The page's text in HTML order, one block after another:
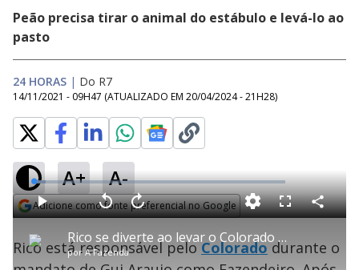
Peão precisa tirar o animal do estábulo e levá-lo ao
pasto
24 HORAS | Do R7
14/11/2021 - 09H47 (ATUALIZADO EM 20/04/2024 - 21H28)
A+ A-
Adicione como fonte preferencial no Google
P Rico se diverte ao levar o Colorado para passear: “Esse cavalo é muito lindo” - A Fazenda 13
por A Fazenda
P V
t
a
r
1
A
n
ç
a
L
o
a
d
e
4
.
7
F
l
s
c
C
o
a
r
Rico está responsável peloColoradodurante o